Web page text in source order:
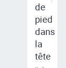
de
pied
dans
la
tête